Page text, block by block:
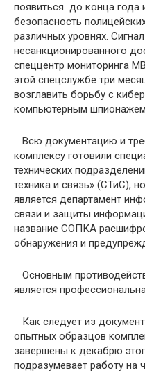
появиться до конца года
безопасность
различных уровнях.
несанкционированного
спеццентр мониторинга
этой спецслужбе три
возглавить борьбу с
компьютерным
Всю документацию и
комплексу готовили
технических
техника и связь» (СТиС),
является департамент
связи и защиты
название СОПКА
обнаружения и
Основным
является
Как следует из
опытных образцов
завершены к декабрю
подразумевает работу на